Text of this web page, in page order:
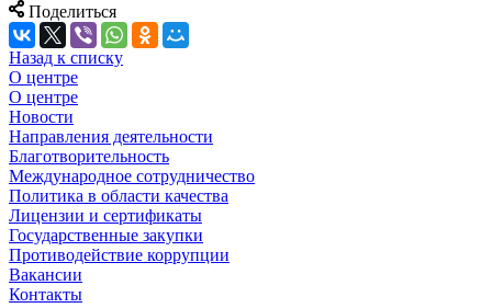
Поделиться
Назад к списку
О центре
О центре
Новости
Направления деятельности
Благотворительность
Международное сотрудничество
Политика в области качества
Лицензии и сертификаты
Государственные закупки
Противодействие коррупции
Вакансии
Контакты